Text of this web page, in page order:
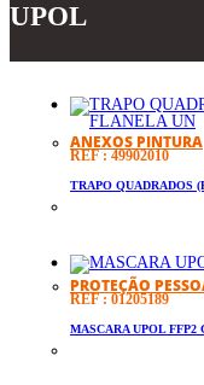
UPOL
ANEXOS PINTURA
REF : 49902010
TRAPO QUADRADOS
PROTEÇÃO
REF : 01205189
MASCARA UPOL FFP2